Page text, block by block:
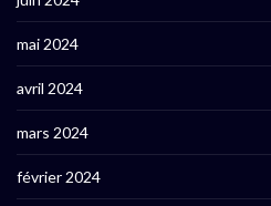
mai 2024
avril 2024
mars 2024
février 2024